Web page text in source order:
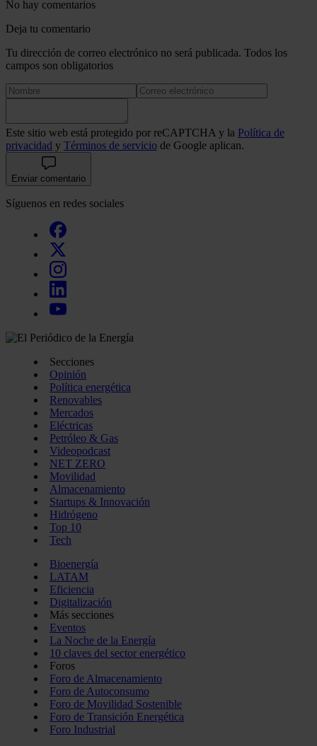
No hay comentarios
Deja tu comentario
Tu dirección de correo electrónico no será publicada. Todos los
campos son obligatorios
Este sitio web está protegido por reCAPTCHA y la Política de
privacidad y Términos de servicio de Google aplican.
Enviar comentario
Síguenos en redes sociales
Secciones
Opinión
Política energética
Renovables
Mercados
Eléctricas
Petróleo & Gas
Videopodcast
NET ZERO
Movilidad
Almacenamiento
Startups & Innovación
Hidrógeno
Top 10
Tech
Bioenergía
LATAM
Eficiencia
Digitalización
Más secciones
Eventos
La Noche de la Energía
10 claves del sector energético
Foros
Foro de Almacenamiento
Foro de Autoconsumo
Foro de Movilidad Sostenible
Foro de Transición Energética
Foro Industrial